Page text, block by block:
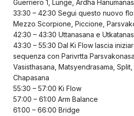
Guerriero 1, Lunge, Ardha
33:30 – 42:30 Segui questo nuovo
Mezzo Scorpione, Piccione,
42:30 – 43:30 Uttanasana e
43:30 – 55:30 Dal Ki Flow lascia
sequenza con Parivrtta
Vasisthasana, Matsyendrasama,
Chapasana
55:30 – 57:00 Ki Flow
57:00 – 61:00 Arm Balance
61:00 – 66:00 Bridge